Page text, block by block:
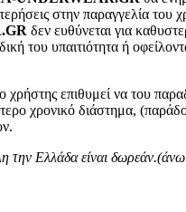
στην παραγγελία του
δεν ευθύνεται για
του υπαιτιότητα ή
χρήστης επιθυμεί να του
χρονικό διάστημα,
την Ελλάδα είναι